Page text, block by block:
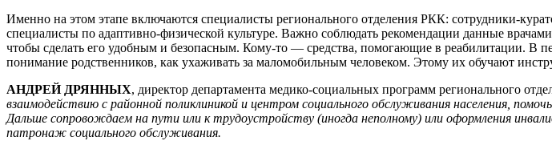
Именно на этом этапе включаются специалисты регионального отделения РКК: сотрудники-
специалисты по адаптивно-физической культуре. Важно соблюдать рекомендации данные
чтобы сделать его удобным и безопасным. Кому-то — средства, помогающие в реабилитации. В
понимание родственников, как ухаживать за маломобильным человеком. Этому их обучают
АНДРЕЙ ДРЯННЫХ, директор департамента медико-социальных программ регионального
взаимодействию с районной поликлиникой и центром социального обслуживания населения,
Дальше сопровождаем на пути или к трудоустройству (иногда неполному) или оформления
патронаж социального обслуживания.